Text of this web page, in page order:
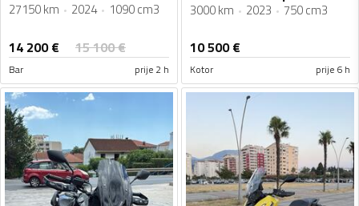
27150 km 2024 1090 cm3
14 200€ 15 100€
Bar prije 2 h
3000 km 2023 750 cm3
10 500€
Kotor prije 6 h